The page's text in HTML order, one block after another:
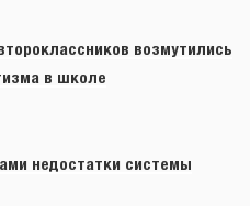
возмутились
в школе
недостатки системы